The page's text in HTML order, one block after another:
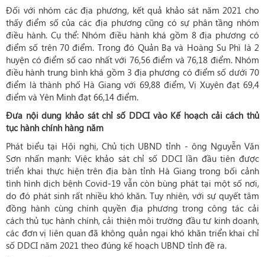
Đối với nhóm các địa phương, kết quả khảo sát năm 2021 cho
thấy điểm số của các địa phương cũng có sự phân tầng nhóm
điều hành. Cụ thể: Nhóm điều hành khá gồm 8 địa phương có
điểm số trên 70 điểm. Trong đó Quản Bạ và Hoàng Su Phì là 2
huyện có điểm số cao nhất với 76,56 điểm và 76,18 điểm. Nhóm
điều hành trung bình khá gồm 3 địa phương có điểm số dưới 70
điểm là thành phố Hà Giang với 69,88 điểm, Vị Xuyên đạt 69,4
điểm và Yên Minh đạt 66,14 điểm.
Đưa nội dung khảo sát chỉ số DDCI vào Kế hoạch cải cách thủ
tục hành chính hàng năm
Phát biểu tại Hội nghị, Chủ tịch UBND tỉnh - ông Nguyễn Văn
Sơn nhấn mạnh: Việc khảo sát chỉ số DDCI lần đầu tiên được
triển khai thực hiện trên địa bàn tỉnh Hà Giang trong bối cảnh
tình hình dịch bệnh Covid-19 vẫn còn bùng phát tại một số nơi,
do đó phát sinh rất nhiều khó khăn. Tuy nhiên, với sự quyết tâm
đồng hành cùng chính quyền địa phương trong công tác cải
cách thủ tục hành chính, cải thiện môi trường đầu tư kinh doanh,
các đơn vị liên quan đã không quản ngại khó khăn triển khai chỉ
số DDCI năm 2021 theo đúng kế hoạch UBND tỉnh đề ra.